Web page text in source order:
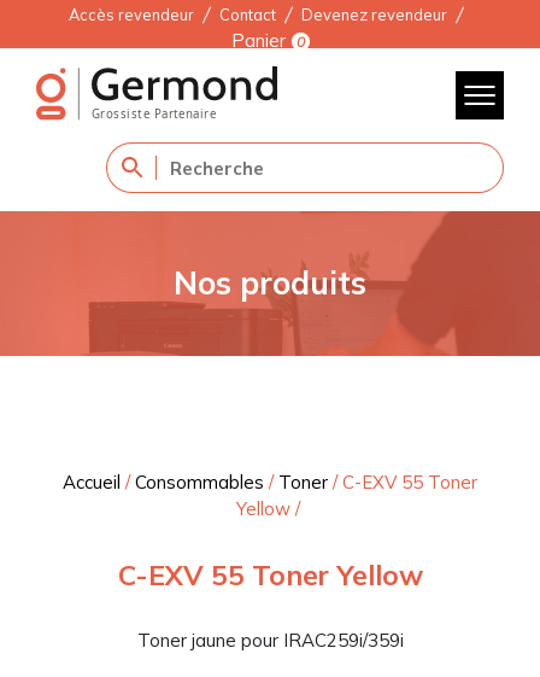
Accès revendeur Contact Devenez revendeur
Panier 0
Nos produits
Accueil /Consommables / Toner /C-EXV 55 Toner
Yellow/
C-EXV 55 Toner Yellow
Toner jaune pour IRAC259i/359i